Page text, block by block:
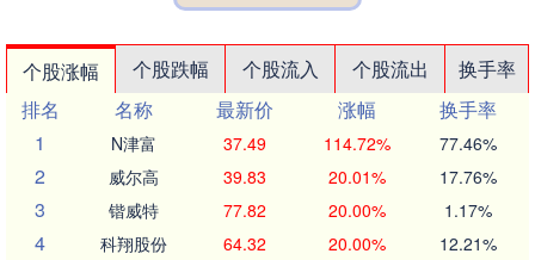
个股涨幅 个股跌幅 个股流入 个股流出
换手率
排名
名称 最新价 涨幅
换手率
1
N津富 37.49 114.72% 77.46%
2 威尔高 39.83 20.01% 17.76%
3 锴威特 77.82 20.00% 1.17%
4 科翔股份 64.32 20.00% 12.21%